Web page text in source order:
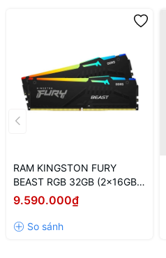
RAM KINGSTON FURY
BEAST RGB 32GB (2x16GB)
DDR5 5600Mhz
(KF556C40BBAK2-32)
9.590.000₫